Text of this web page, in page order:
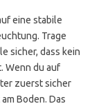
eine stabile
Trage
sicher, dass kein
Wenn du auf
zuerst sicher
Boden. Das